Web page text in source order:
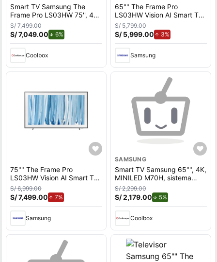
Smart TV Samsung The
Frame Pro LS03HW 75'', 4K
Ultra HD, QLED, sistema
Tizen integrado, F-
QN75LS03H-01, 2026
S/ 7,499.00
S/ 7,049.00 6%
Coolbox
65"" The Frame Pro
LS03HW Vision AI Smart TV
(2026)
S/ 5,799.00
S/ 5,999.00 3%de aumento.
Samsung
75"" The Frame Pro
LS03HW Vision AI Smart TV
(2026)
S/ 6,999.00
S/ 7,499.00 7%
Samsung
SAMSUNG
Smart TV Samsung 65"", 4K,
MINILED M70H, sistema
Tizen integrado,
UN65M70HAGXPE, 2026
S/ 2,299.00
S/ 2,179.00 5%de descuento.
Coolbox